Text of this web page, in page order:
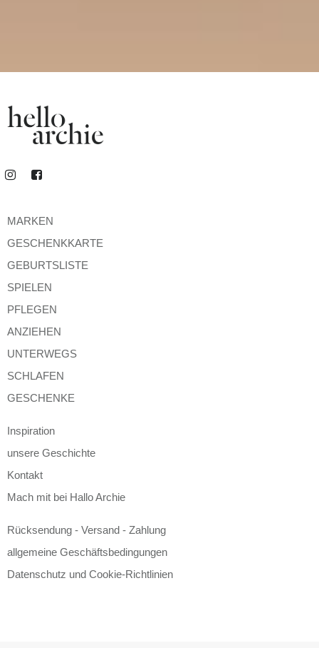
MARKEN
GESCHENKKARTE
GEBURTSLISTE
SPIELEN
PFLEGEN
ANZIEHEN
UNTERWEGS
SCHLAFEN
GESCHENKE
Inspiration
unsere Geschichte
Kontakt
Mach mit bei Hallo Archie
Rücksendung - Versand - Zahlung
allgemeine Geschäftsbedingungen
Datenschutz und Cookie-Richtlinien